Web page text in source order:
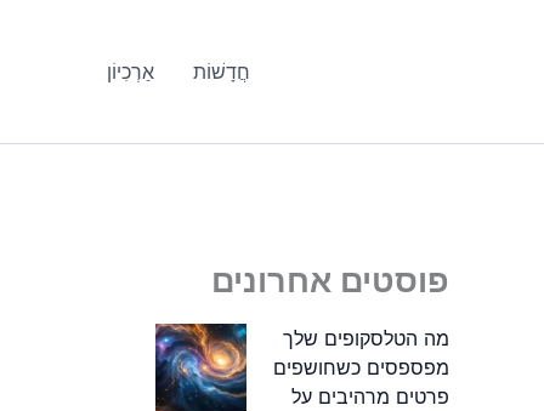
חֲדָשׁוֹת אַרְכִיוֹן
פוסטים אחרונים
מה הטלסקופים שלך
מפספסים כשחושפים
פרטים מרהיבים על